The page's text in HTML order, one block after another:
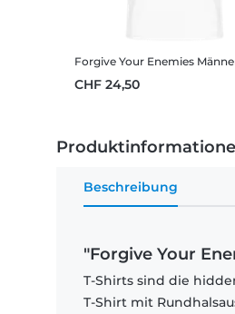
Forgive Your Enemies Männer
CHF 24,50
Beschreibung
"Forgive Your
T-Shirts sind die
T-Shirt mit